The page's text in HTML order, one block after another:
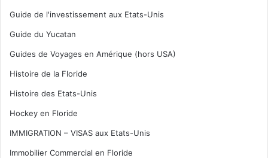
Guide de l'investissement aux Etats-Unis
Guide du Yucatan
Guides de Voyages en Amérique (hors USA)
Histoire de la Floride
Histoire des Etats-Unis
Hockey en Floride
IMMIGRATION – VISAS aux Etats-Unis
Immobilier Commercial en Floride